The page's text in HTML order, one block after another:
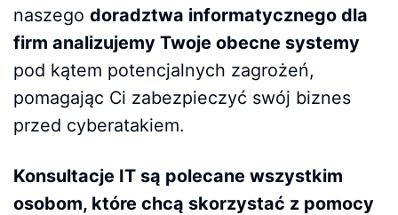
naszego doradztwa informatycznego dla
firm analizujemy Twoje obecne systemy
pod kątem potencjalnych zagrożeń,
pomagając Ci zabezpieczyć swój biznes
przed cyberatakiem.
Konsultacje IT są polecane wszystkim
osobom, które chcą skorzystać z pomocy